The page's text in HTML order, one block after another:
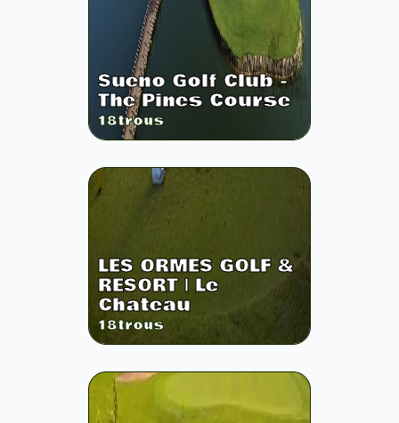
Sueno Golf Club -
The Pines Course
18trous
LES ORMES GOLF &
RESORT | Le
Chateau
18trous